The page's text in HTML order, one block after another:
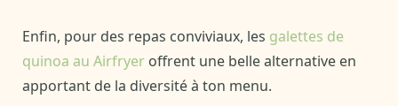
Enfin, pour des repas conviviaux, les galettes de
quinoa au Airfryer offrent une belle alternative en
apportant de la diversité à ton menu.